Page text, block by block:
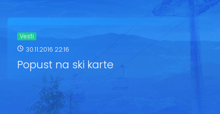
Kop Info
Vesti
30.11.2016 22:16
Popust na ski karte